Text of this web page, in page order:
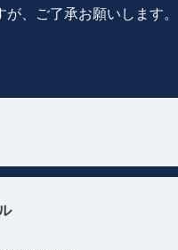
、ご了承お願いします。